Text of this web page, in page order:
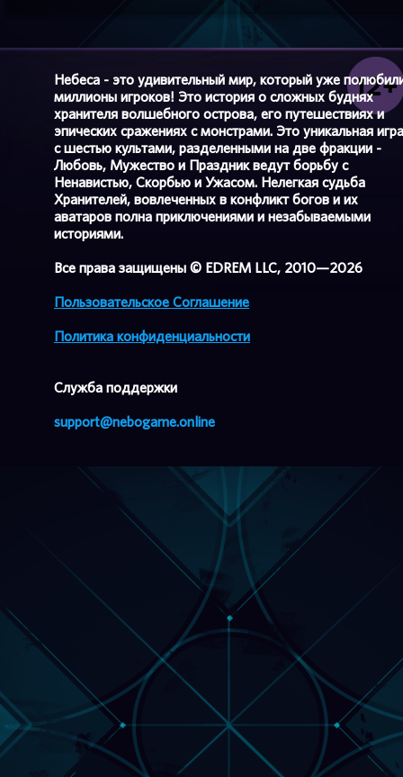
Небеса - это удивительный мир, который уже
миллионы игроков! Это история о сложных буднях
хранителя волшебного острова, его путешествиях и
эпических сражениях с монстрами. Это уникальная игра
с шестью культами, разделенными на две фракции -
Любовь, Мужество и Праздник ведут борьбу с
Ненавистью, Скорбью и Ужасом. Нелегкая судьба
Хранителей, вовлеченных в конфликт богов и их
аватаров полна приключениями и незабываемыми
историями.
Все права защищены © EDREM LLC, 2010—2026
Пользовательское Соглашение
Политика конфиденциальности
Cлужба поддержки
support@nebogame.online